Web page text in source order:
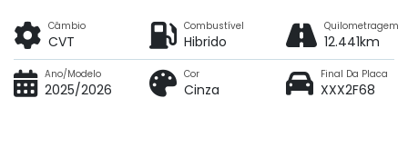
Câmbio
CVT
Combustível
Hibrido
Quilometragem
12.441km
Ano/Modelo
2025/2026
Cor
Cinza
Final Da Placa
XXX2F68